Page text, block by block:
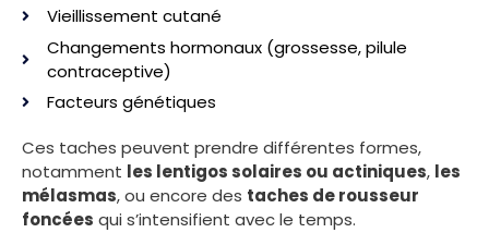
Vieillissement cutané
Changements hormonaux (grossesse, pilule
contraceptive)
Facteurs génétiques
Ces taches peuvent prendre différentes formes,
notamment les lentigos solaires ou actiniques, les
mélasmas, ou encore des taches de rousseur
foncées qui s’intensifient avec le temps.